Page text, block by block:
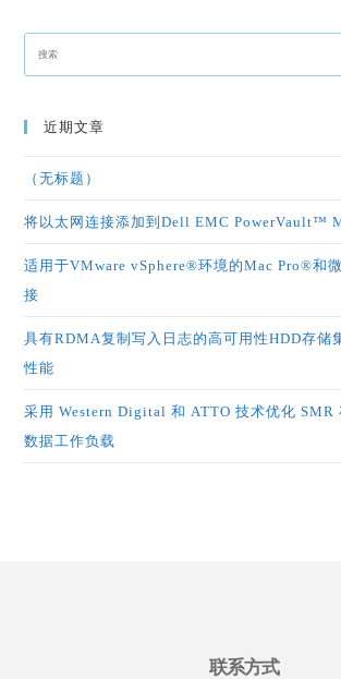
近期文章
（无标题）
将以太网连接添加到Dell EMC PowerVault™
适用于VMware vSphere®环境的Mac Pro®和
接
具有RDMA复制写入日志的高可用性HDD存储
性能
采用 Western Digital 和 ATTO 技术优化 SMR
数据工作负载
联系方式